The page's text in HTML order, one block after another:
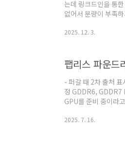
는데 링크드인을 통
없어서 분량이 부족
할 수 있는 내용임.
통해 삼성 4nm..
2025. 12. 3.
팹리스 파운
- 퍼갈 때 2차 출처
정 GDDR6, GDDR7
GPU를 준비 중이라
AMD, 구글, 미디어
2025. 7. 16.